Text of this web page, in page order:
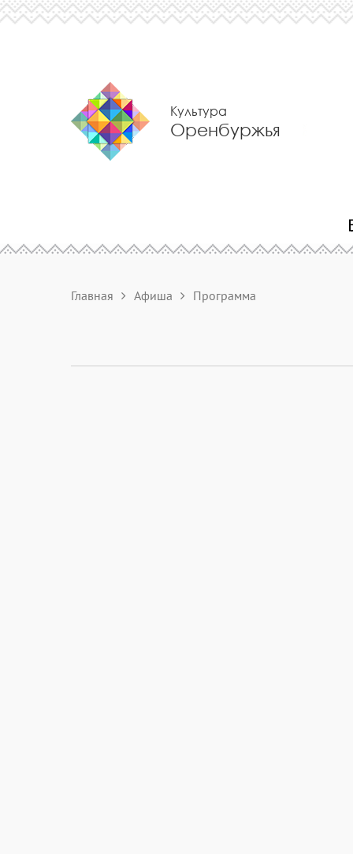
Культура
Оренбуржья
Главная Афиша Программа